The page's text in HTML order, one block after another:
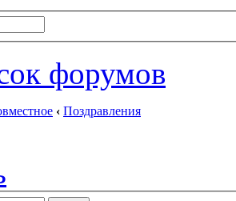
форумов
‹ Поздравления